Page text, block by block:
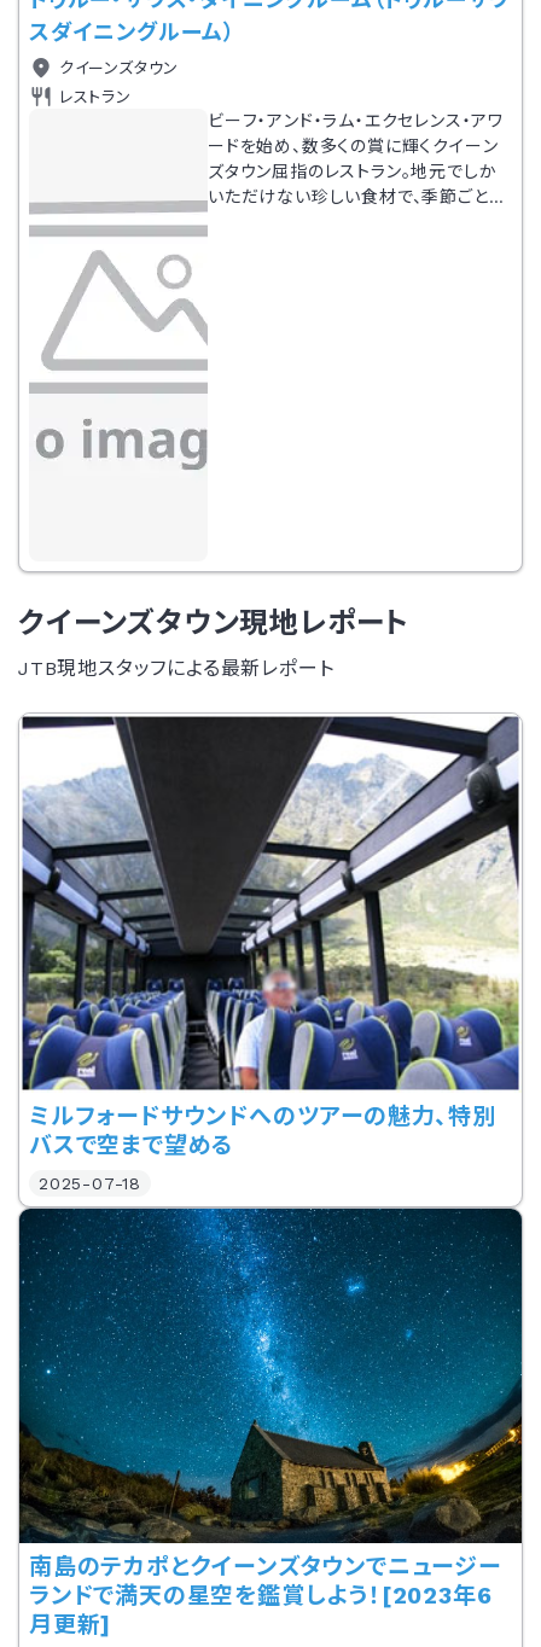
スダイニングルーム）
クイーンズタウン
レストラン
ビーフ・アンド・ラム・エクセレンス・アワ
ードを始め、数多くの賞に輝くクイーン
ズタウン屈指のレストラン。地元でしか
いただけない珍しい食材で、季節ごとに
クイーンズタウン現地レポート
JTB現地スタッフによる最新レポート
ミルフォードサウンドへのツアーの魅力、特別
バスで空まで望める
2025-07-18
南島のテカポとクイーンズタウンでニュージー
ランドで満天の星空を鑑賞しよう！[2023年6
月更新]